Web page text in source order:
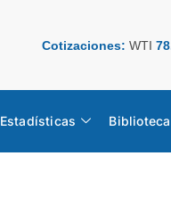
Cotizaciones: WTI
Estadísticas Biblioteca